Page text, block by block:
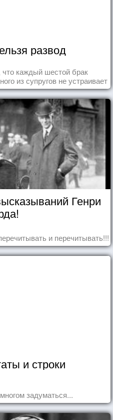
развод
каждый шестой брак
из супругов не устраивает
ему в семье.
Генри
и перечитывать!!!
и строки
задуматься...